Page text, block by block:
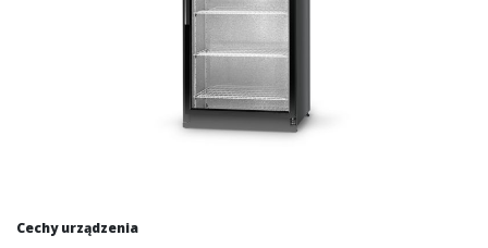
Cechy urządzenia